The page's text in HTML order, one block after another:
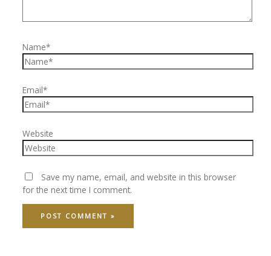
Name*
Email*
Website
Save my name, email, and website in this browser
for the next time I comment.